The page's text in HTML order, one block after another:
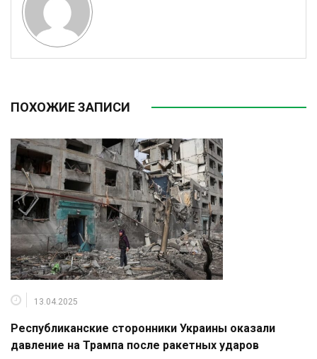
ПОХОЖИЕ ЗАПИСИ
13.04.2025
Республиканские сторонники Украины оказали
давление на Трампа после ракетных ударов